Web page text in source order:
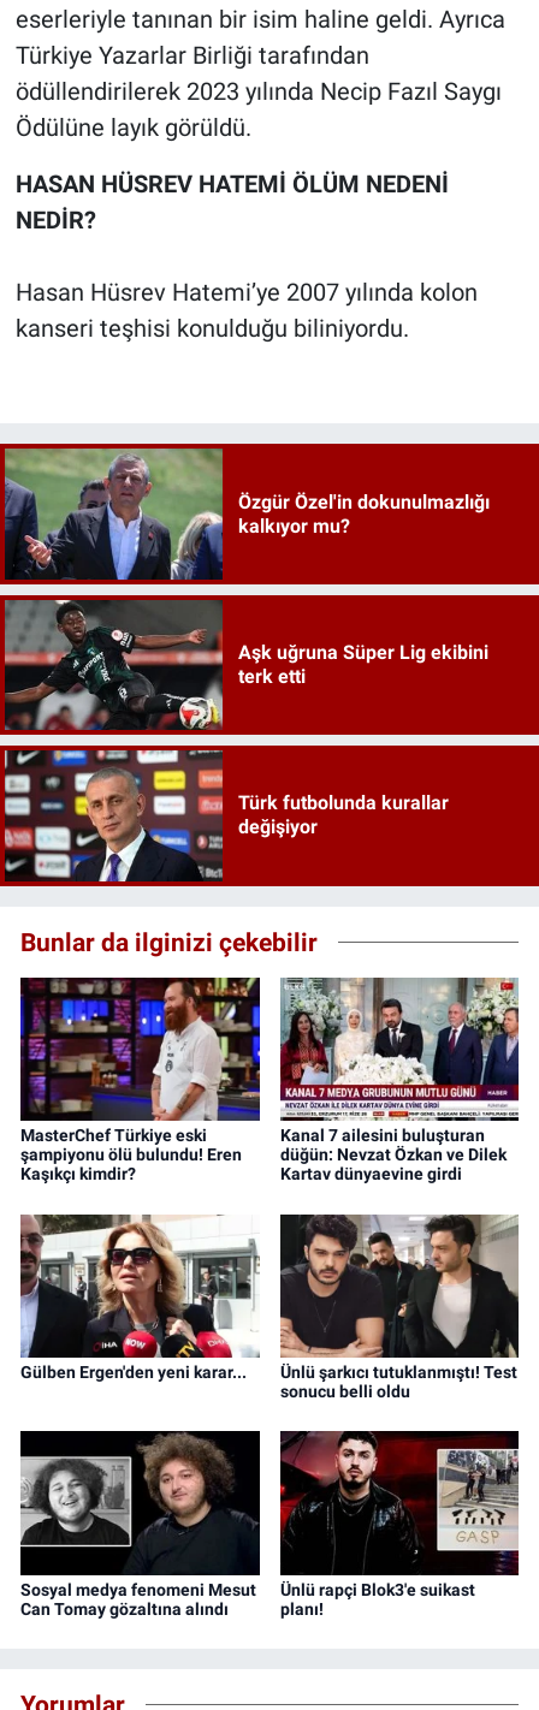
eserleriyle tanınan bir isim haline geldi. Ayrıca
Türkiye Yazarlar Birliği tarafından
ödüllendirilerek 2023 yılında Necip Fazıl Saygı
Ödülüne layık görüldü.
HASAN HÜSREV HATEMİ ÖLÜM NEDENİ
NEDİR?
Hasan Hüsrev Hatemi’ye 2007 yılında kolon
kanseri teşhisi konulduğu biliniyordu.
Özgür Özel'in dokunulmazlığı
kalkıyor mu?
Aşk uğruna Süper Lig ekibini
terk etti
Türk futbolunda kurallar
değişiyor
Bunlar da ilginizi çekebilir
MasterChef Türkiye eski
şampiyonu ölü bulundu! Eren
Kaşıkçı kimdir?
Kanal 7 ailesini buluşturan
düğün: Nevzat Özkan ve Dilek
Kartav dünyaevine girdi
Gülben Ergen'den yeni karar...
Ünlü şarkıcı tutuklanmıştı! Test
sonucu belli oldu
Sosyal medya fenomeni Mesut
Can Tomay gözaltına alındı
Ünlü rapçi Blok3'e suikast
planı!